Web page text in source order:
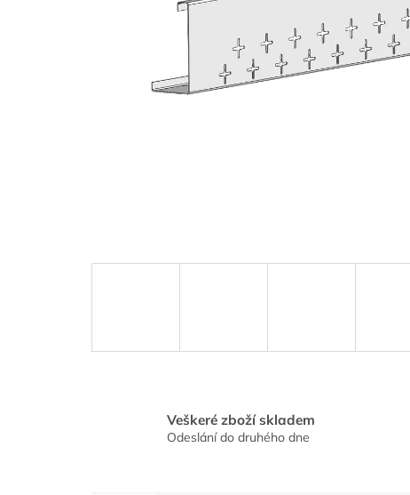
Veškeré zboží skladem
Odeslání do druhého dne